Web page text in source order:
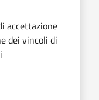
accettazione
dei vincoli di